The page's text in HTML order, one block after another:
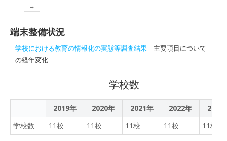
参加されました。 公開授業
くの先生方に参観された中
つもいつもとあまり変わら
い様子で授業に取り組んで
いました。 また、保護者の
ために、スマホ用アプリの
開発を１・２年生１６名で
ミングがうまくいかないこ
ともありましたが、どんな
アプリを作ればたくさんの
人に使ってもらえるだろう
という目標をもって取り組
→
端末整備状況
学校における教育の情報化の実態等調査結果 主要項目について
の経年変化
学校数
2019年 2020年 2021年 2022年
2023
学校数
11校 11校 11校 11校 11校